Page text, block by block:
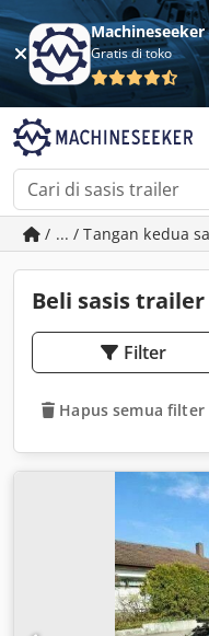
Machineseeker
Gratis di toko
/ ... / Tangan kedua
Beli sasis
Filter
Hapus semua filter